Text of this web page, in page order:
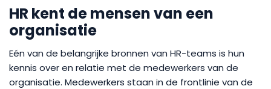
HR kent de mensen van een
organisatie
Eén van de belangrijke bronnen van HR-teams is hun
kennis over en relatie met de medewerkers van de
organisatie. Medewerkers staan in de frontlinie van de